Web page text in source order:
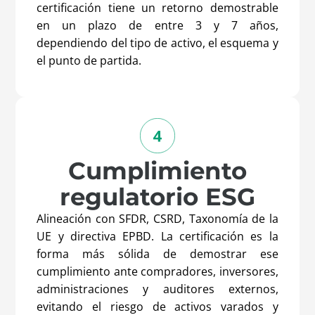
certificación tiene un retorno demostrable
en un plazo de entre 3 y 7 años,
dependiendo del tipo de activo, el esquema y
el punto de partida.
Cumplimiento
regulatorio ESG
Alineación con SFDR, CSRD, Taxonomía de la
UE y directiva EPBD. La certificación es la
forma más sólida de demostrar ese
cumplimiento ante compradores, inversores,
administraciones y auditores externos,
evitando el riesgo deactivos varados y